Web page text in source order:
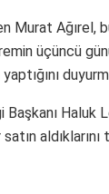
Murat Ağırel,
üçüncü
Başkanı Haluk
satın